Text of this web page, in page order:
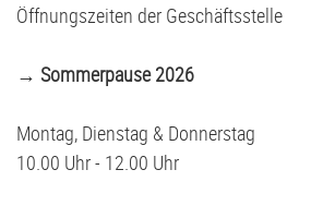
Öffnungszeiten der Geschäftsstelle
→ Sommerpause 2026
Montag, Dienstag & Donnerstag
10.00 Uhr - 12.00 Uhr